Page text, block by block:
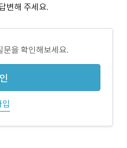
변해 주세요.
문을 확인해보세요.